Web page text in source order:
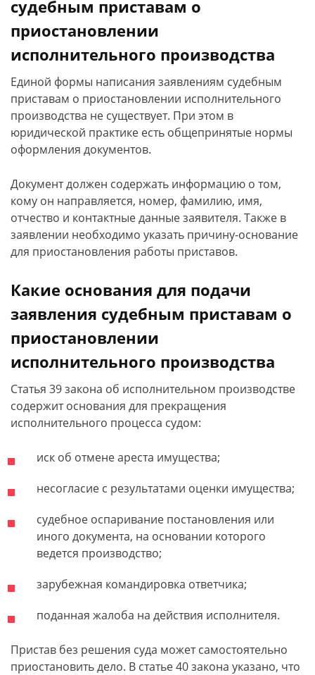
судебным приставам о
приостановлении
исполнительного производства
Единой формы написания заявлениям судебным
приставам о приостановлении исполнительного
производства не существует. При этом в
юридической практике есть общепринятые нормы
оформления документов.
Документ должен содержать информацию о том,
кому он направляется, номер, фамилию, имя,
отчество и контактные данные заявителя. Также в
заявлении необходимо указать причину-основание
для приостановления работы приставов.
Какие основания для подачи
заявления судебным приставам о
приостановлении
исполнительного производства
Статья 39 закона об исполнительном производстве
содержит основания для прекращения
исполнительного процесса судом:
иск об отмене ареста имущества;
несогласие с результатами оценки имущества;
судебное оспаривание постановления или
иного документа, на основании которого
ведется производство;
зарубежная командировка ответчика;
поданная жалоба на действия исполнителя.
Пристав без решения суда может самостоятельно
приостановить дело. В статье 40 закона указано, что